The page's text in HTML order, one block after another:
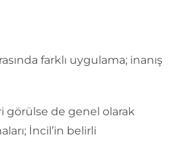
farklı uygulama; inanış
görülse de genel olarak
İncil’in belirli